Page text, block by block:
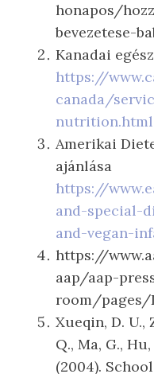
honapos/
bevezetese-
Kanadai
https://
canada/
nutrition.html
Amerikai
ajánlása
https://
and-special-
and-vegan-
https://
aap/aap-
room/pages/
Xueqin, D. U.,
Q., Ma, G.,
(2004).